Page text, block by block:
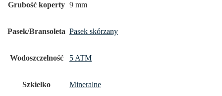
Grubość koperty 9 mm
Pasek/Bransoleta Pasek skórzany
Wodoszczelność 5 ATM
Szkiełko Mineralne